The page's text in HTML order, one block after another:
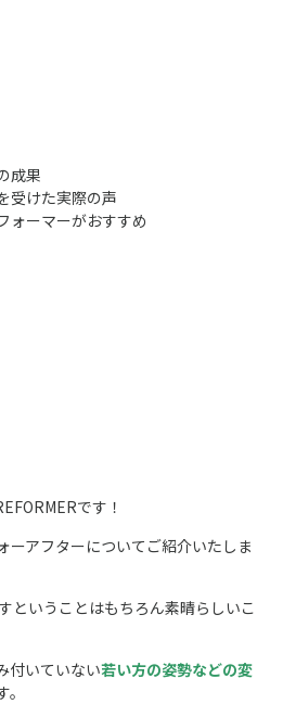
成果
受けた実際の声
ォーマーがおすすめ
です！
ーアフターについてご紹介いたしま
ということはもちろん素晴らしいこ
付いていない若い方の姿勢などの変